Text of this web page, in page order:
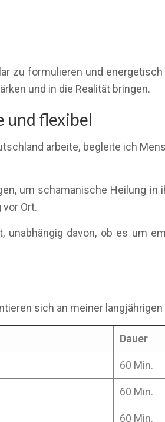
zu formulieren und
und in die Realität bringen.
und flexibel
arbeite, begleite ich
um schamanische Heilung in
Ort.
davon, ob es um
sich an meiner
Dauer
60 Min.
60 Min.
60 Min.